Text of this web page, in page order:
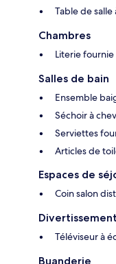
Table de salle
Chambres
Literie fournie
Salles de bain
Ensemble
Séchoir à
Serviettes
Articles de
Espaces de
Coin salon
Divertissement
Téléviseur à
Buanderie